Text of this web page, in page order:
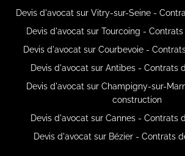
Devis d'avocat sur Vitry-sur-Seine -
Devis d'avocat sur Tourcoing -
Devis d'avocat sur Courbevoie -
Devis d'avocat sur Antibes - Contrats
Devis d'avocat sur Champigny-sur-
construction
Devis d'avocat sur Cannes - Contrats
Devis d'avocat sur Bézier - Contrats